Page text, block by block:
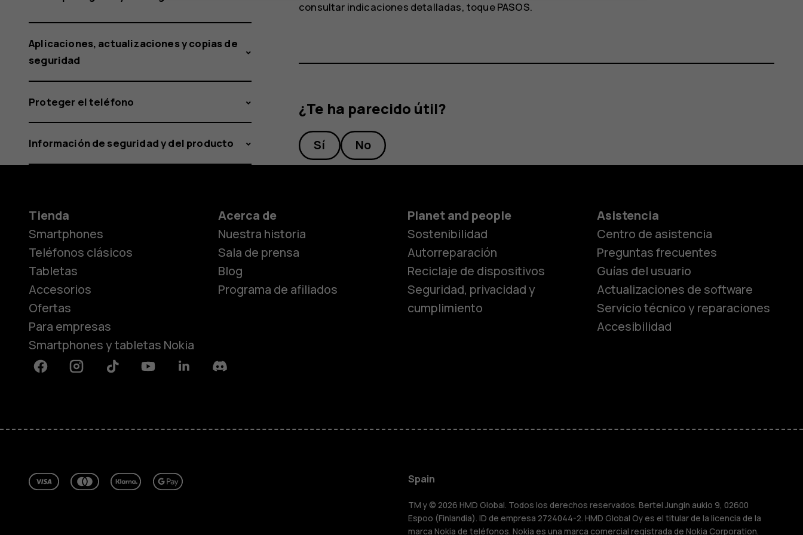
Smartphones
Teléfonos clásicos
Teléfonos para
HMD Terra M
Para empresas
Tabletas
Blog
consultar indicaciones detalladas, toquePASOS.
¿Te ha parecido útil?
Sí No
Aplicaciones, actualizaciones y copias de
seguridad
Proteger el teléfono
Información de seguridad y del producto
Tienda
Smartphones
Teléfonos clásicos
Tabletas
Accesorios
Ofertas
Para empresas
Smartphones y tabletas Nokia
Acerca de
Nuestra historia
Sala de prensa
Blog
Programa de afiliados
Planet and people
Sostenibilidad
Autorreparación
Reciclaje de dispositivos
Seguridad, privacidad y
cumplimiento
Asistencia
Centro de asistencia
Preguntas frecuentes
Guías del usuario
Actualizaciones de software
Servicio técnico y reparaciones
Accesibilidad
FacebookInstagramTiktok YoutubeLinkedinDiscord
Spain
TM y © 2026 HMD Global. Todos los derechos reservados. Bertel Jungin aukio 9, 02600
Espoo (Finlandia). ID de empresa 2724044-2. HMD Global Oy es el titular de la licencia de la
marca Nokia de teléfonos. Nokia es una marca comercial registrada de Nokia Corporation.